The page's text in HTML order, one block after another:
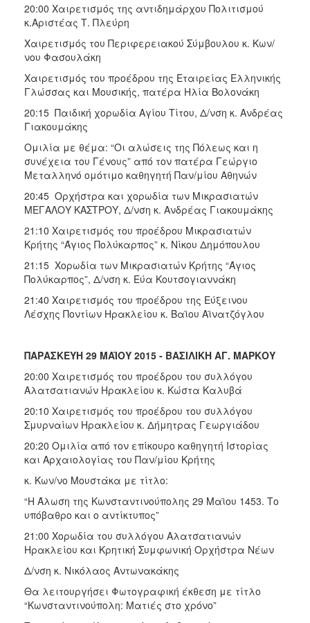
ΔΗΜΟΤΗΣ
ΗΡΑΚΛΕΙΟ
20:00 Χαιρετισμός της αντιδημάρχου Πολιτισμού
κ.Αριστέας Τ. Πλεύρη
Χαιρετισμός του Περιφερειακού Σύμβουλου κ. Κων/
νου Φασουλάκη
Χαιρετισμός του προέδρου της Εταιρείας Ελληνικής
Γλώσσας και Μουσικής, πατέρα Ηλία Βολονάκη
20:15 Παιδική χορωδία Αγίου Τίτου, Δ/νση κ. Ανδρέας
Γιακουμάκης
Ομιλία με θέμα: “Οι αλώσεις της Πόλεως και η
συνέχεια του Γένους” από τον πατέρα Γεώργιο
Μεταλληνό ομότιμο καθηγητή Παν/μίου Αθηνών
20:45 Ορχήστρα και χορωδία των Μικρασιατών
ΜΕΓΑΛΟΥ ΚΑΣΤΡΟΥ, Δ/νση κ. Ανδρέας Γιακουμάκης
21:10 Χαιρετισμός του προέδρου Μικρασιατών
Κρήτης “Άγιος Πολύκαρπος” κ. Νίκου Δημόπουλου
21:15 Χορωδία των Μικρασιατών Κρήτης “Άγιος
Πολύκαρπος”, Δ/νση κ. Εύα Κουτσογιαννάκη
21:40 Χαιρετισμός του προέδρου της Εύξεινου
Λέσχης Ποντίων Ηρακλείου κ. Βαϊου Αϊνατζόγλου
ΠΑΡΑΣΚΕΥΗ 29 ΜΑΪΟΥ 2015 - ΒΑΣΙΛΙΚΗ ΑΓ. ΜΑΡΚΟΥ
20:00 Χαιρετισμός του προέδρου του συλλόγου
Αλατσατιανών Ηρακλείου κ. Κώστα Καλυβά
20:10 Χαιρετισμός του προέδρου του συλλόγου
Σμυρναίων Ηρακλείου κ. Δήμητρας Γεωργιάδου
20:20 Ομιλία από τον επίκουρο καθηγητή Ιστορίας
και Αρχαιολογίας του Παν/μίου Κρήτης
κ. Κων/νο Μουστάκα με τίτλο:
“Η Άλωση της Κωνσταντινούπολης 29 Μαϊου 1453. Το
υπόβαθρο και ο αντίκτυπος”
21:00 Χορωδία του συλλόγου Αλατσατιανών
Ηρακλείου και Κρητική Συμφωνική Ορχήστρα Νέων
Δ/νση κ. Νικόλαος Αντωνακάκης
Θα λειτουργήσει Φωτογραφική έκθεση με τίτλο
“Κωνσταντινούπολη: Ματιές στο χρόνο”